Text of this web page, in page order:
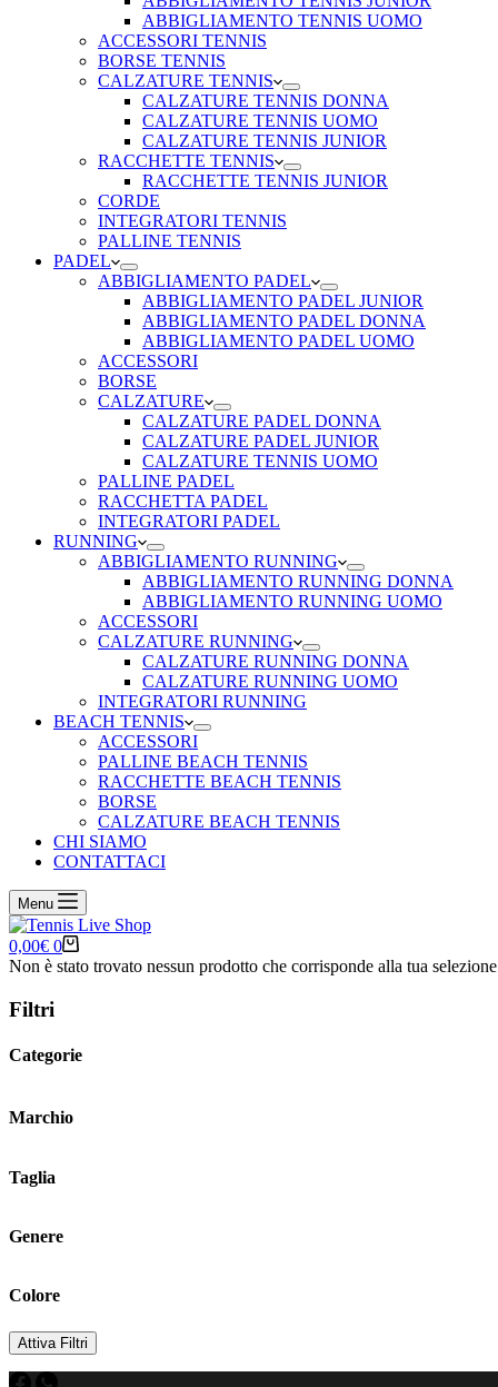
ABBIGLIAMENTO TENNIS UOMO
ACCESSORI TENNIS
BORSE TENNIS
CALZATURE TENNIS
CALZATURE TENNIS DONNA
CALZATURE TENNIS UOMO
CALZATURE TENNIS JUNIOR
RACCHETTE TENNIS
RACCHETTE TENNIS JUNIOR
CORDE
INTEGRATORI TENNIS
PALLINE TENNIS
PADEL
ABBIGLIAMENTO PADEL
ABBIGLIAMENTO PADEL JUNIOR
ABBIGLIAMENTO PADEL DONNA
ABBIGLIAMENTO PADEL UOMO
ACCESSORI
BORSE
CALZATURE
CALZATURE PADEL DONNA
CALZATURE PADEL JUNIOR
CALZATURE TENNIS UOMO
PALLINE PADEL
RACCHETTA PADEL
INTEGRATORI PADEL
RUNNING
ABBIGLIAMENTO RUNNING
ABBIGLIAMENTO RUNNING DONNA
ABBIGLIAMENTO RUNNING UOMO
ACCESSORI
CALZATURE RUNNING
CALZATURE RUNNING DONNA
CALZATURE RUNNING UOMO
INTEGRATORI RUNNING
BEACH TENNIS
ACCESSORI
PALLINE BEACH TENNIS
RACCHETTE BEACH TENNIS
BORSE
CALZATURE BEACH TENNIS
CHI SIAMO
CONTATTACI
Menu
Carrello
0,00€ 0
Non è stato trovato nessun prodotto che corrisponde alla tua
Filtri
Categorie
Marchio
Taglia
Genere
Colore
Attiva Filtri